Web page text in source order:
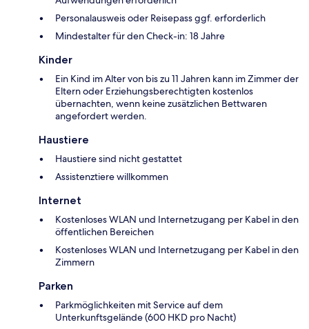
Personalausweis oder Reisepass ggf. erforderlich
Mindestalter für den Check-in: 18 Jahre
Kinder
Ein Kind im Alter von bis zu 11 Jahren kann im Zimmer der
Eltern oder Erziehungsberechtigten kostenlos
übernachten, wenn keine zusätzlichen Bettwaren
angefordert werden.
Haustiere
Haustiere sind nicht gestattet
Assistenztiere willkommen
Internet
Kostenloses WLAN und Internetzugang per Kabel in den
öffentlichen Bereichen
Kostenloses WLAN und Internetzugang per Kabel in den
Zimmern
Parken
Parkmöglichkeiten mit Service auf dem
Unterkunftsgelände (600 HKD pro Nacht)